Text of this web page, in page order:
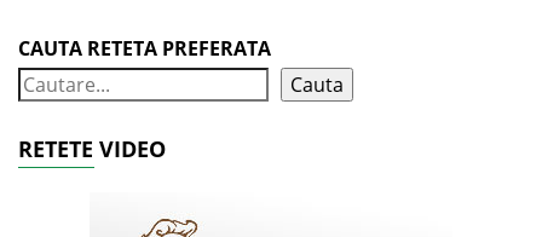
CAUTA RETETA PREFERATA
Cauta
RETETE VIDEO